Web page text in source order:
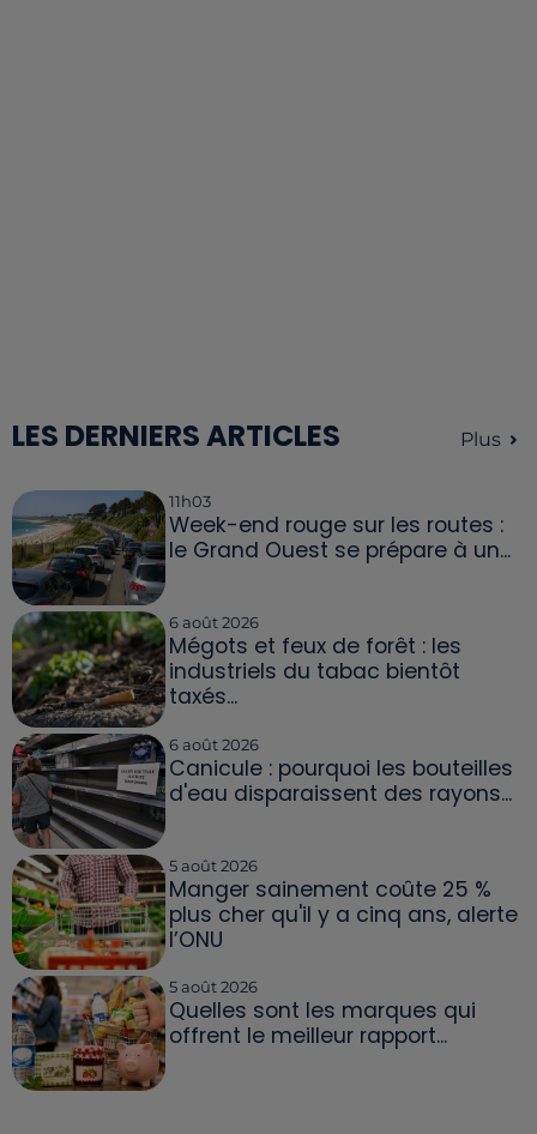
LES DERNIERS ARTICLES Plus
11h03
Week-end rouge sur les routes :
le Grand Ouest se prépare à un...
6 août 2026
Mégots et feux de forêt : les
industriels du tabac bientôt
taxés...
6 août 2026
Canicule : pourquoi les bouteilles
d'eau disparaissent des rayons...
5 août 2026
Manger sainement coûte 25 %
plus cher qu'il y a cinq ans, alerte
l’ONU
5 août 2026
Quelles sont les marques qui
offrent le meilleur rapport...